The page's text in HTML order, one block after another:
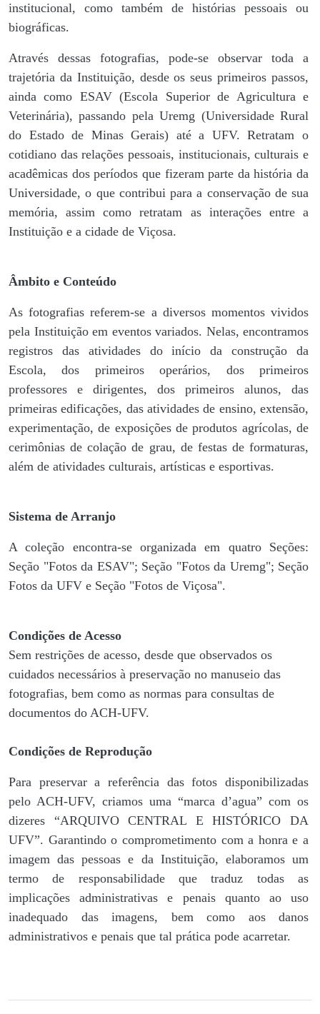
institucional, como também de histórias pessoais ou
biográficas.
Através dessas fotografias, pode-se observar toda a
trajetória da Instituição, desde os seus primeiros passos,
ainda como ESAV (Escola Superior de Agricultura e
Veterinária), passando pela Uremg (Universidade Rural
do Estado de Minas Gerais) até a UFV. Retratam o
cotidiano das relações pessoais, institucionais, culturais e
acadêmicas dos períodos que fizeram parte da história da
Universidade, o que contribui para a conservação de sua
memória, assim como retratam as interações entre a
Instituição e a cidade de Viçosa.
Âmbito e Conteúdo
As fotografias referem-se a diversos momentos vividos
pela Instituição em eventos variados. Nelas, encontramos
registros das atividades do início da construção da
Escola, dos primeiros operários, dos primeiros
professores e dirigentes, ​dos primeiros alunos, das
primeiras edificações, das atividades de ensino, extensão,
experimentação, de exposições de produtos agrícolas, de
cerimônias de colação de grau, de festas de formaturas,
além de atividades culturais, artísticas e esportivas.
Sistema de Arranjo
A coleção encontra-se organizada em quatro Seções:
Seção "Fotos da ESAV"; Seção "Fotos da Uremg"; Seção
Fotos da UFV e Seção "Fotos de Viçosa".
Condições de Acesso
Sem restrições de acesso, desde que observados os
cuidados necessários à preservação no manuseio das
fotografias, bem como as normas para consultas de
documentos do ACH-UFV.
Condições de Reprodução
Para preservar a referência das fotos disponibilizadas
pelo ACH-UFV, criamos uma “marca d’agua” com os
dizeres “ARQUIVO CENTRAL E HISTÓRICO DA
UFV”. Garantindo o comprometimento com a honra e a
imagem das pessoas e da Instituição, elaboramos um
termo de responsabilidade que traduz todas as
implicações administrativas e penais quanto ao uso
inadequado das imagens, bem como aos danos
administrativos e penais que tal prática pode acarretar.